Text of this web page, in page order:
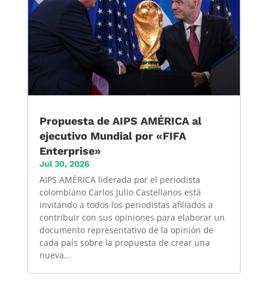
Propuesta de AIPS AMÉRICA al
ejecutivo Mundial por «FIFA
Enterprise»
Jul 30, 2026
AIPS AMÉRICA liderada por el periodista
colombiano Carlos Julio Castellanos está
invitando a todos los periodistas afiliados a
contribuir con sus opiniones para elaborar un
documento representativo de la opinión de
cada país sobre la propuesta de crear una
nueva...